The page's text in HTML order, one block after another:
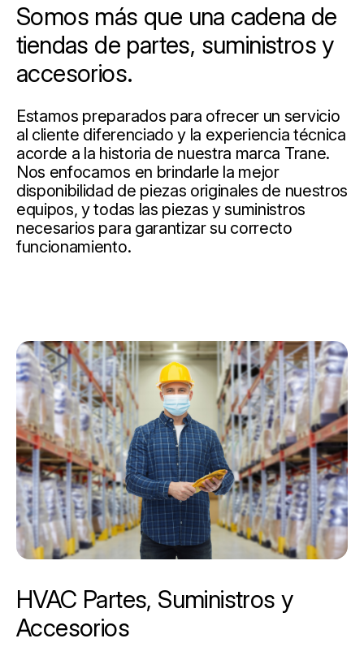
Somos más que una cadena de
tiendas de partes, suministros y
accesorios.
Estamos preparados para ofrecer un servicio
al cliente diferenciado y la experiencia técnica
acorde a la historia de nuestra marca Trane.
Nos enfocamos en brindarle la mejor
disponibilidad de piezas originales de nuestros
equipos, y todas las piezas y suministros
necesarios para garantizar su correcto
funcionamiento.
HVAC Partes, Suministros y
Accesorios